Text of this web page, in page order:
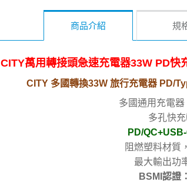
商品介紹 規
CITY萬用轉接頭急速充電器33W PD
CITY 多國轉換33W 旅行充電器 PD/
多國通用充電
多孔快
PD/
阻燃塑料材質
最大輸出功
BSMI認證